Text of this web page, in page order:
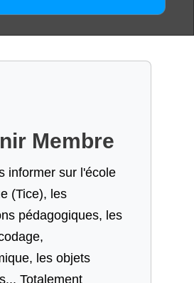
Membre
informer sur l'école
(Tice), les
pédagogiques, les
les objets
Totalement